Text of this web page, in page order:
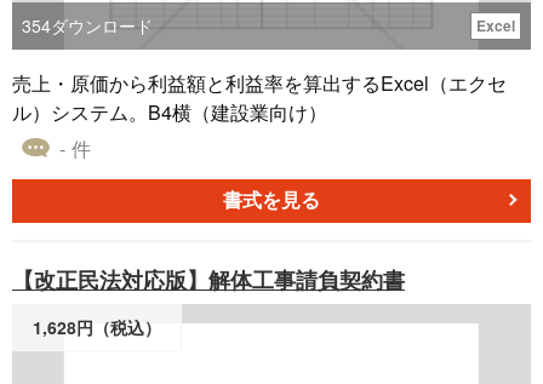
354ダウンロード Excel
売上・原価から利益額と利益率を算出するExcel（エクセ
ル）システム。B4横（建設業向け）
- 件
書式を見る
【改正民法対応版】解体工事請負契約書
1,628円（税込）